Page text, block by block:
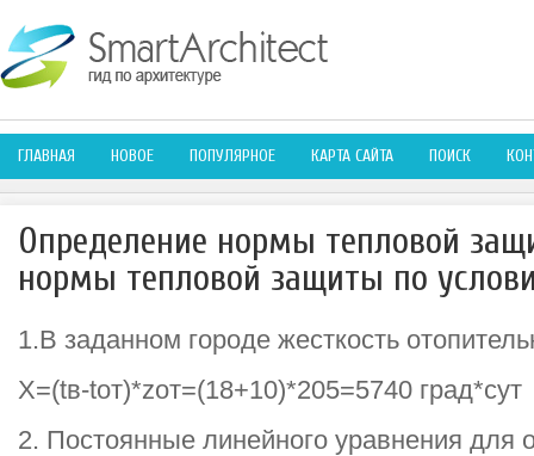
ГЛАВНАЯ НОВОЕ ПОПУЛЯРНОЕ КАРТА САЙТА ПОИСК
Определение нормы тепловой
нормы тепловой защиты по
1.В заданном городе жесткость
X=(tв-tот)*zот=(18+10)*205=5740 град*сут
2. Постоянные линейного уравнения для